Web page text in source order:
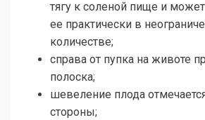
тягу к соленой пище и
ее практически в
количестве;
справа от пупка на животе
полоска;
шевеление плода
стороны;